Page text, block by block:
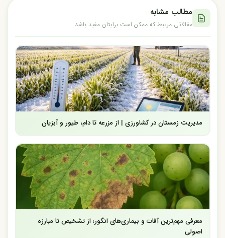
مطالب مشابه
مقالاتی مرتبط که ممکن است برایتان مفید باشد
مدیریت زمستان در کشاورزی | از مزرعه تا دام، طیور و آبزیان
معرفی مهم‌ترین آفات و بیماری‌های انگور؛ از تشخیص تا مبارزه
اصولی